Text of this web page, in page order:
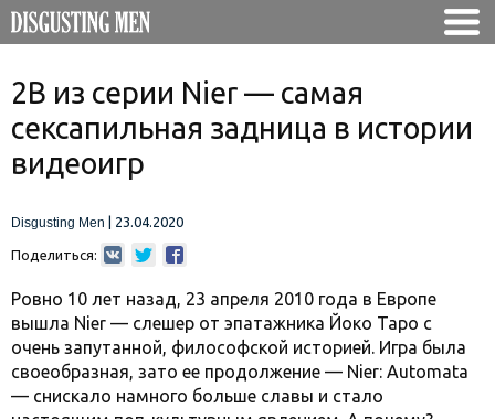
2B из серии Nier — самая
сексапильная задница в истории
видеоигр
Disgusting Men 23.04.2020
Поделиться:
Ровно 10 лет назад, 23 апреля 2010 года в Европе
вышла Nier — слешер от эпатажника Йоко Таро с
очень запутанной, философской историей. Игра была
своеобразная, зато ее продолжение — Nier: Automata
— снискало намного больше славы и стало